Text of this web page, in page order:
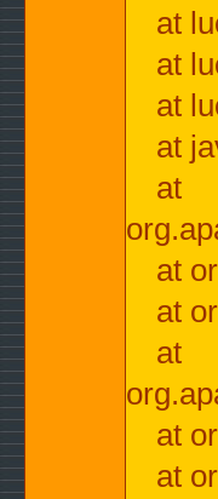
at
at
at
at
at
at
at
at
at
at